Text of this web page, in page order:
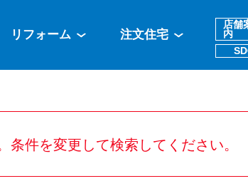
リフォーム 注文住宅
店舗
内
件を変更して検索してください。